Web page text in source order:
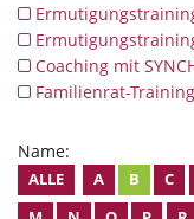
Coaching mit
Familienrat-Training
Name:
ALLE A B C